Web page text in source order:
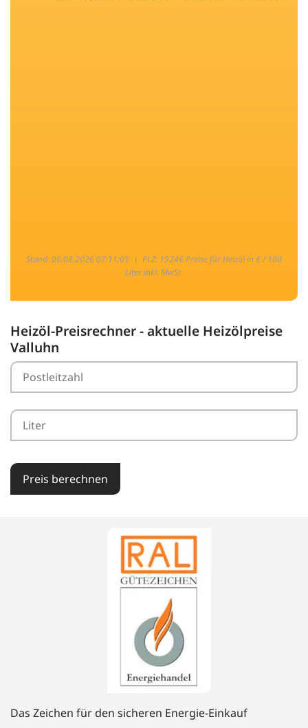
Stand: 06.08.2026 07:11:05 | PLZ: 19246 Preise für Heizöl in € / 100
Liter inkl. MwSt.
Heizöl-Preisrechner - aktuelle Heizölpreise
Valluhn
Preis berechnen
Das Zeichen für den sicheren Energie-Einkauf